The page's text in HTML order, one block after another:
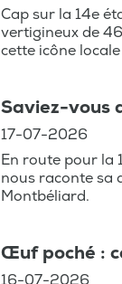
Cap sur la 14e
vertigineux de
cette icône
Saviez-vous
17-07-2026
En route pour la
nous raconte sa
Montbéliard.
Œuf poché :
16-07-2026